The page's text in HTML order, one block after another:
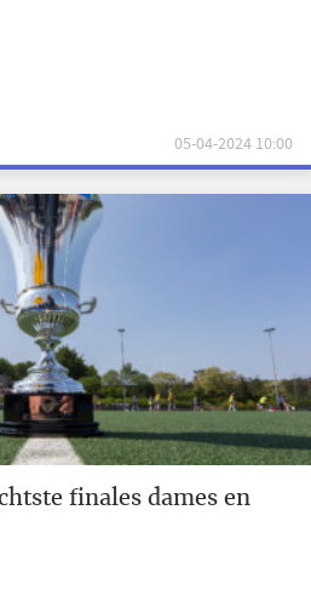
05-04-2024 10:00
finales dames en